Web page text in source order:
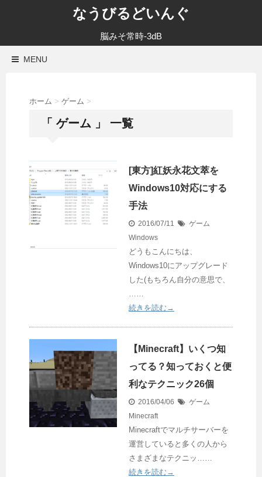
なうびるどいんぐ
脳みそ常時-3dB
MENU
ホーム > ゲーム >
「 ゲーム 」 一覧
[東方]紅妖永花文萃を
Windows10対応にする
手法
2016/07/11
ゲーム
Windows
どうもこんにちは、
Windows10にアップグレード
した(もちろん自分の意思で、
……
続きを読む→
【Minecraft】いくつ知
ってる？知っておくと便
利なテクニック26個
2016/04/06
ゲーム
Minecraft
Minecraftでマルチサーバーを
運営していると多くの人から
さまざまなテクニッ……
続きを読む→